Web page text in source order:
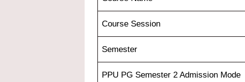
Course Session
Semester
PPU PG Semester 2 Admission Mode